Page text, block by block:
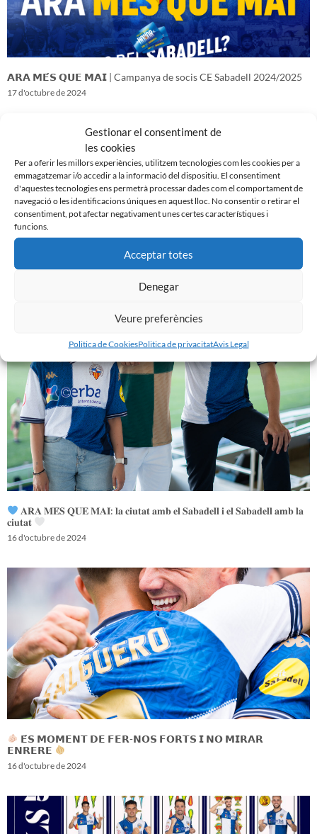
Gestionar el consentiment de
les cookies
Per a oferir les millors experiències, utilitzem tecnologies com les cookies per a
emmagatzemar i/o accedir a la informació del dispositiu. El consentiment
d'aquestes tecnologies ens permetrà processar dades com el comportament de
navegació o les identificacions úniques en aquest lloc. No consentir o retirar el
consentiment, pot afectar negativament unes certes característiques i
funcions.
Acceptar totes
Denegar
Veure preferències
Politica de CookiesPolitica de privacitatAvis Legal
𝗔𝗥𝗔 𝗠𝗘́𝗦 𝗤𝗨𝗘 𝗠𝗔𝗜 | Campanya de socis CE Sabadell 2024/2025
17 d'octubre de 2024
𝑽𝒆𝒏𝒊𝒎 𝒅’𝒖𝒏𝒂 𝒈𝒓𝒂𝒏 𝒃𝒂𝒕𝒂𝒍𝒍𝒂…𝒊 𝒂𝒏𝒆𝒎 𝒂 𝒑𝒆𝒓 𝒍𝒂 𝒔𝒆𝒈𝒖̈𝒆𝒏𝒕
𝐀𝐑𝐀 𝐌𝐄́𝐒 𝐐𝐔𝐄 𝐌𝐀𝐈: 𝐥𝐚 𝐜𝐢𝐮𝐭𝐚𝐭 𝐚𝐦𝐛 𝐞𝐥 𝐒𝐚𝐛𝐚𝐝𝐞𝐥𝐥 𝐢 𝐞𝐥 𝐒𝐚𝐛𝐚𝐝𝐞𝐥𝐥 𝐚𝐦𝐛 𝐥𝐚
𝐜𝐢𝐮𝐭𝐚𝐭
16 d'octubre de 2024
𝗘́𝗦 𝗠𝗢𝗠𝗘𝗡𝗧 𝗗𝗘 𝗙𝗘𝗥-𝗡𝗢𝗦 𝗙𝗢𝗥𝗧𝗦 𝗜 𝗡𝗢 𝗠𝗜𝗥𝗔𝗥
𝗘𝗡𝗥𝗘𝗥𝗘
16 d'octubre de 2024